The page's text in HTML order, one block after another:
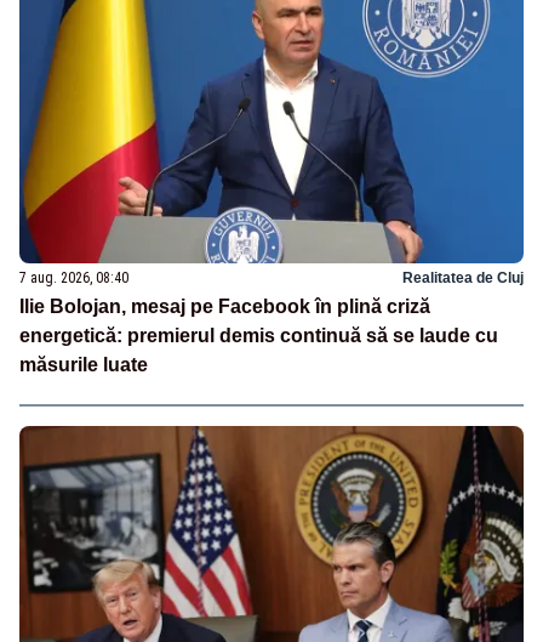
7 aug. 2026, 08:40 Realitatea de Cluj
Ilie Bolojan, mesaj pe Facebook în plină criză
energetică: premierul demis continuă să se laude cu
măsurile luate